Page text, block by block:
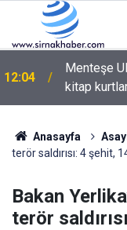
11:01
Şırnak’ta
Geliyor
Anasayfa
terör saldırısı: 4 şehit,
Bakan
terör